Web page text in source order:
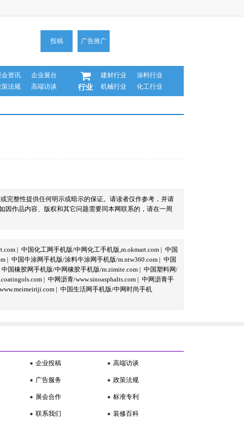
投稿 广告推广
会资讯
企业展台
策法规
高端访谈 行业
建材行业
涂料行业
机械行业
化工行业
完整性提供任何明示或暗示的保证。请读者仅作参考，并请
作品内容、版权和其它问题需要同本网联系的，请在一周
| 中国化工网手机版/中网化工手机版,m.okmart.com | 中国
| 中国牛涂网手机版/涂料牛涂网手机版/m.ntw360.com | 中国
中国橡胶网手机版/中网橡胶手机版/m.zimite.com | 中国塑料网/
| 中网沥青/www.sinoasphalts.com | 中网沥青手
| 中国生活网手机版/中网时尚手机
企业投稿
广告服务
展会合作
联系我们
高端访谈
政策法规
标准专利
装修百科